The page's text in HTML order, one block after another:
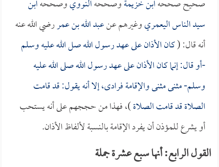
صحيح صححهابن خزيمةوصححهالنوويوصححهابن
سيد الناس اليعمريوغيرهم عنعبد الله بن عمررضي الله عنه
أنه قال: (كان الأذان على عهد رسول الله صل الله عليه وسلم
-أو قال: إنما كان الأذان على عهد رسول الله صلى الله عليه
وسلم- مثنى مثنى والإقامة فرادى، إلا أنه يقول: قد قامت
الصلاة قد قامت الصلاة)، فهذا من حججهم على أنه يستحب
أو يشرع للمؤذن أن يفرد الإقامة بالنسبة لألفاظ الأذان.
القول الرابع: أنها سبع عشرة جملة